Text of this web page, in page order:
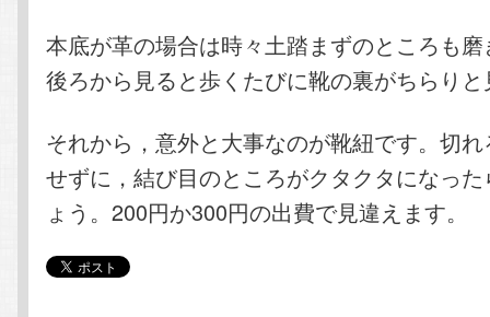
本底が革の場合は時々土踏まずのところも
後ろから見ると歩くたびに靴の裏がちらり
それから，意外と大事なのが靴紐です。切
せずに，結び目のところがクタクタになっ
ょう。200円か300円の出費で見違えます。